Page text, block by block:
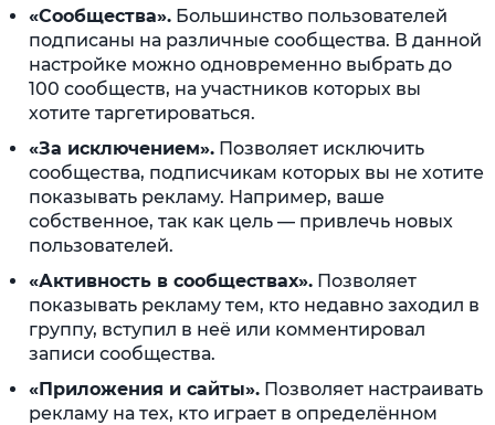
«Сообщества». Большинство пользователей
подписаны на различные сообщества. В данной
настройке можно одновременно выбрать до
100 сообществ, на участников которых вы
хотите таргетироваться.
«За исключением». Позволяет исключить
сообщества, подписчикам которых вы не хотите
показывать рекламу. Например, ваше
собственное, так как цель — привлечь новых
пользователей.
«Активность в сообществах». Позволяет
показывать рекламу тем, кто недавно заходил в
группу, вступил в неё или комментировал
записи сообщества.
«Приложения и сайты». Позволяет настраивать
рекламу на тех, кто играет в определённом